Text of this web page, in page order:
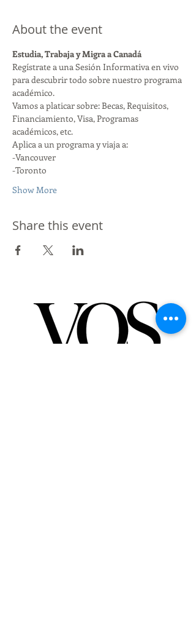
About the event
Estudia, Trabaja y Migra a Canadá
Regístrate a una Sesión Informativa en vivo
para descubrir todo sobre nuestro programa
académico.
Vamos a platicar sobre: Becas, Requisitos,
Financiamiento, Visa, Programas
académicos, etc.
Aplica a un programa y viaja a:
-Vancouver
-Toronto
Show More
Share this event